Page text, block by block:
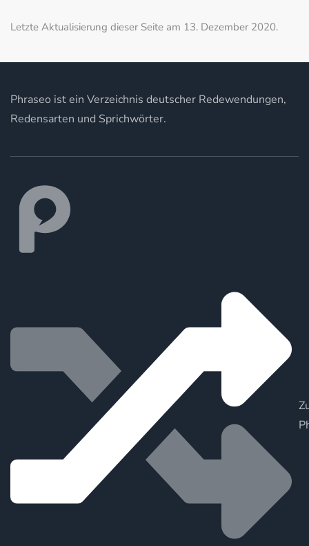
Letzte Aktualisierung dieser Seite am 13. Dezember 2020.
Phraseo ist ein Verzeichnis deutscher Redewendungen,
Redensarten und Sprichwörter.